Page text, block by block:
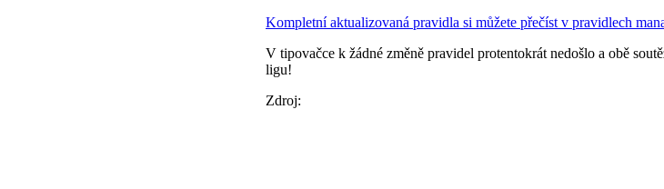
Kompletní aktualizovaná pravidla si můžete přečíst v pravidlech
V tipovačce k žádné změně pravidel protentokrát nedošlo a obě
ligu!
Zdroj: